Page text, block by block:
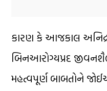
કારણ કે આજકાલ
બિનઆરોગ્યપ્રદ
મહત્વપૂર્ણ બાબતોને